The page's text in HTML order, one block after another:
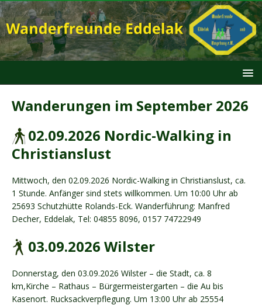
Wanderungen im September 2026
02.09.2026 Nordic-Walking in
Christianslust
Mittwoch, den 02.09.2026 Nordic-Walking in Christianslust, ca.
1 Stunde. Anfänger sind stets willkommen. Um 10:00 Uhr ab
25693 Schutzhütte Rolands-Eck. Wanderführung: Manfred
Decher, Eddelak, Tel: 04855 8096, 0157 74722949
03.09.2026 Wilster
Donnerstag, den 03.09.2026 Wilster – die Stadt, ca. 8
km,Kirche – Rathaus – Bürgermeistergarten – die Au bis
Kasenort. Rucksackverpflegung. Um 13:00 Uhr ab 25554